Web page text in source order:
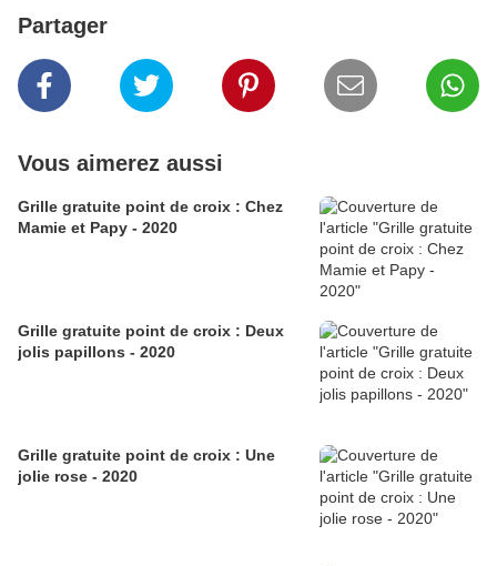
Partager
Vous aimerez aussi
Grille gratuite point de croix : Chez
Mamie et Papy - 2020
Grille gratuite point de croix : Deux
jolis papillons - 2020
Grille gratuite point de croix : Une
jolie rose - 2020